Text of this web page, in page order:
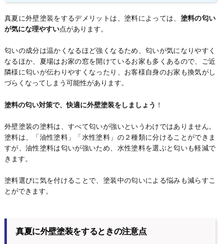
真夏に外壁塗装をするデメリットは、塗料によっては、 塗料の匂い
が気にな理やすい点があります。
匂いの成分は温かくなるほど強くなるため、匂いが気になりやすく
なるほか、夏場はお家の窓を開けているお家も多くあるので、ご近
隣様に匂いが伝わりやすくなったり、お客様自身のお家も換気がし
づらくなってしまう可能性があります。
塗料の匂い対策で、快適に外壁塗装をしましょう ！
外壁塗装の塗料は、すべて匂いが強いというわけではありません。
塗料は、「油性塗料」「水性塗料」の２種類に分けることができま
すが、油性塗料は匂いが強いため、水性塗料を選ぶと匂いも軽減で
きます。
塗料選びに気を付けることで、塗装中の匂いによる悩みも減らすこ
とができます。
真夏に外壁塗装をするときの注意点